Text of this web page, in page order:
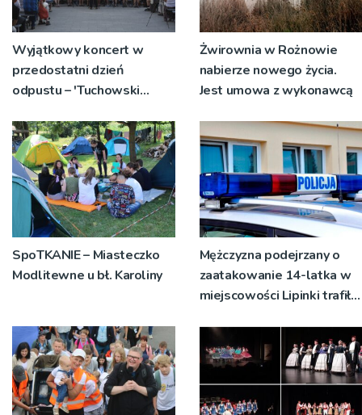
Wyjątkowy koncert w
przedostatni dzień
odpustu – 'Tuchowski
Wzgórzu
Żwirownia w Rożnowie
nabierze nowego życia.
Jest umowa z wykonawcą
SpoTKANIE – Miasteczko
Modlitewne u bł. Karoliny
Mężczyzna podejrzany o
zaatakowanie 14-latka w
miejscowości Lipinki trafił